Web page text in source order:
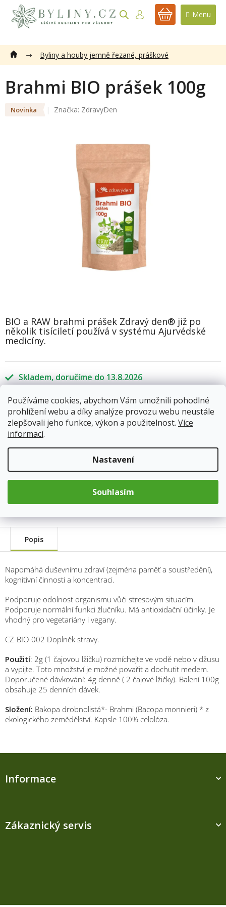
Používáme cookies, abychom Vám umožnili pohodlné
prohlížení webu a díky analýze provozu webu neustále
zlepšovali jeho funkce, výkon a použitelnost. Více
informací.
Nastavení
Souhlasím
obsah
NÁKUPNÍ
Byliny a houby jemně řezané, práškové
Brahmi BIO prášek 100g
Novinka Značka: ZdravyDen
Skladem 13.8.2026
BIO a RAW brahmi prášek Zdravý den® již po
několik tisíciletí používá v systému Ajurvédské
medicíny.
Kód produktu:
8091
Kategorie:
Byliny a houby jemně řezané, práškové
129 Kč
Měrná
cena:
Popis
Napomáhá duševnímu zdraví (zejména paměť a soustředění),
kognitivní činnosti a koncentraci.
Podporuje odolnost organismu vůči stresovým situacím.
Podporuje normální funkci žlučníku. Má antioxidační účinky. Je
vhodný pro vegetariány i vegany.
CZ-BIO-002 Doplněk stravy.
Použití: 2g (1 čajovou lžičku) rozmíchejte ve vodě nebo v džusu
a vypijte. Toto množství je možné povařit a dochutit medem.
Doporučené dávkování: 4g denně ( 2 čajové lžičky). Balení 100g
obsahuje 25 denních dávek.
Složení: Bakopa drobnolistá*- Brahmi (Bacopa monnieri) * z
ekologického zemědělství. Kapsle 100% celolóza.
Informace
Zákaznický servis